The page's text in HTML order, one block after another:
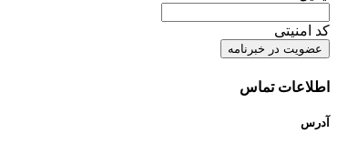
کد امنیتی
اطلاعات تماس
آدرس